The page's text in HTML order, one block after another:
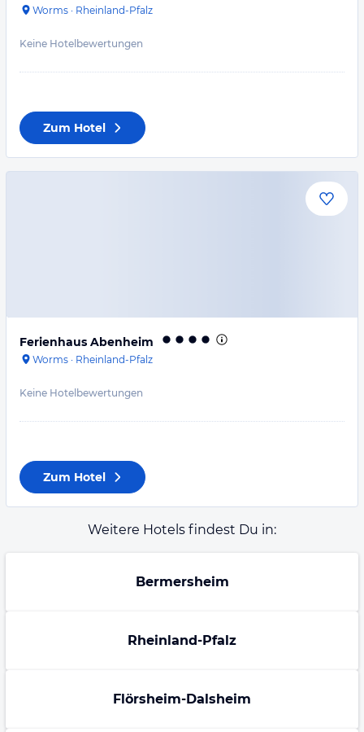
Worms · Rheinland-Pfalz
Keine Hotelbewertungen
Zum Hotel
Ferienhaus Abenheim
Worms · Rheinland-Pfalz
Keine Hotelbewertungen
Zum Hotel
Weitere Hotels findest Du in:
Bermersheim
Rheinland-Pfalz
Flörsheim-Dalsheim